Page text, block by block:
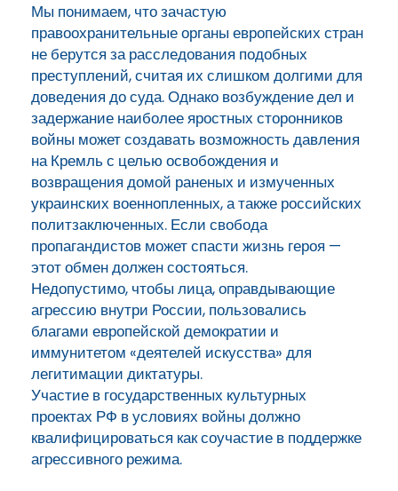
Мы понимаем, что зачастую
правоохранительные органы европейских стран
не берутся за расследования подобных
преступлений, считая их слишком долгими для
доведения до суда. Однако возбуждение дел и
задержание наиболее яростных сторонников
войны может создавать возможность давления
на Кремль с целью освобождения и
возвращения домой раненых и измученных
украинских военнопленных, а также российских
политзаключенных. Если свобода
пропагандистов может спасти жизнь героя —
этот обмен должен состояться.
Недопустимо, чтобы лица, оправдывающие
агрессию внутри России, пользовались
благами европейской демократии и
иммунитетом «деятелей искусства» для
легитимации диктатуры.
Участие в государственных культурных
проектах РФ в условиях войны должно
квалифицироваться как соучастие в поддержке
агрессивного режима.